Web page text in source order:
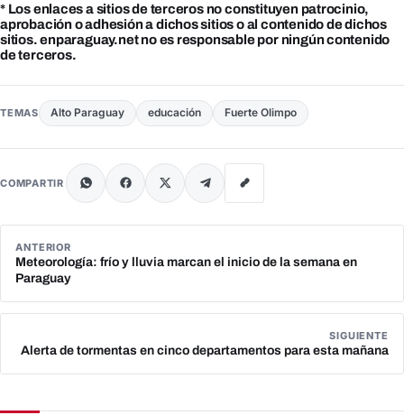
* Los enlaces a sitios de terceros no constituyen patrocinio,
aprobación o adhesión a dichos sitios o al contenido de dichos
sitios. enparaguay.net no es responsable por ningún contenido
de terceros.
TEMAS Alto Paraguay educación Fuerte Olimpo
COMPARTIR
ANTERIOR
Meteorología: frío y lluvia marcan el inicio de la semana en
Paraguay
SIGUIENTE
Alerta de tormentas en cinco departamentos para esta mañana